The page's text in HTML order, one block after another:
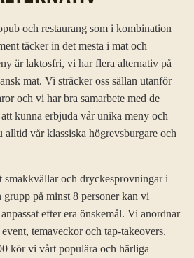
och restaurang som i kombination
täcker in det mesta i mat och
är laktosfri, vi har flera alternativ på
mat. Vi sträcker oss sällan utanför
och vi har bra samarbete med de
kunna erbjuda vår unika meny och
vår klassiska högrevsburgare och
och dryckesprovningar i
på minst 8 personer kan vi
efter era önskemål. Vi anordnar
temaveckor och tap-takeovers.
kör vi vårt populära och härliga